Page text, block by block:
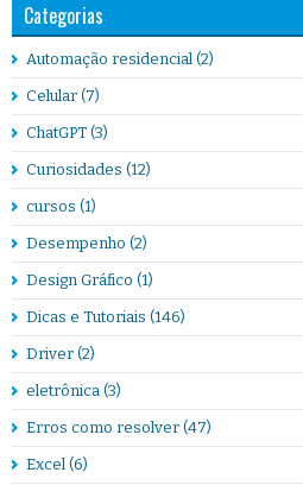
Categorias
Automação residencial (2)
Celular (7)
ChatGPT (3)
Curiosidades (12)
cursos (1)
Desempenho (2)
Design Gráfico (1)
Dicas e Tutoriais (146)
Driver (2)
eletrônica (3)
Erros como resolver (47)
Excel (6)